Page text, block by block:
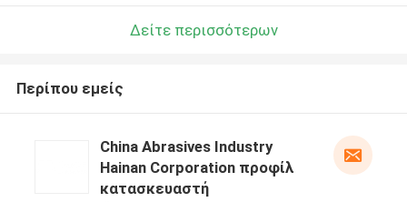
Δείτε περισσότερων
Περίπου εμείς
China Abrasives Industry
Hainan Corporation προφίλ
κατασκευαστή